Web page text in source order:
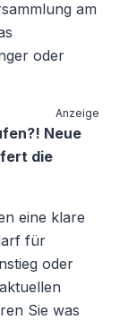
am
oder
Anzeige
Neue
die
eine klare
für
oder
Sie was